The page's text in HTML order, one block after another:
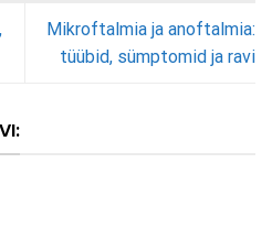
Mikroftalmia ja anoftalmia:
tüübid, sümptomid ja ravi